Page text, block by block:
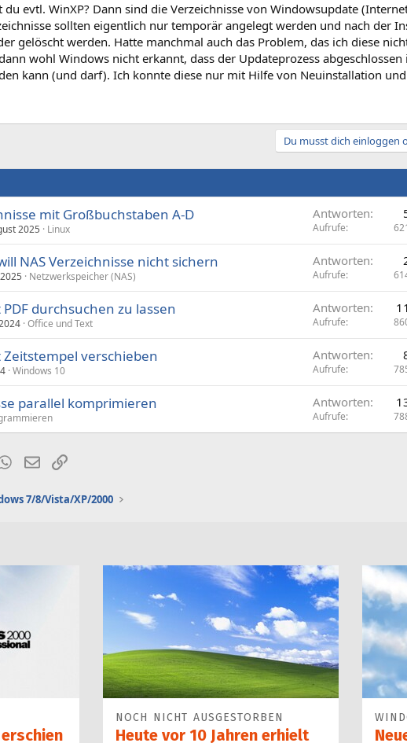
du evtl. WinXP? Dann sind die Verzeichnisse von Windowsupdate
sollten eigentlich nur temporär angelegt werden und nach der
gelöscht werden. Hatte manchmal auch das Problem, das ich diese
wohl Windows nicht erkannt, dass der Updateprozess
kann (und darf). Ich konnte diese nur mit Hilfe von Neuinstallation
Du musst dich einloggen
mit Großbuchstaben A-D
2025 Linux
Antworten
Aufrufe
NAS Verzeichnisse nicht sichern
Netzwerkspeicher (NAS)
Antworten
Aufrufe
durchsuchen zu lassen
Office und Text
Antworten 11
Aufrufe
verschieben
Windows 10
Antworten
Aufrufe
parallel komprimieren Antworten
Aufrufe
WhatsApp
E-MailLink
7/8/Vista/XP/2000
NOCH NICHT AUSGESTORBEN
Heute vor 10 Jahren erhielt